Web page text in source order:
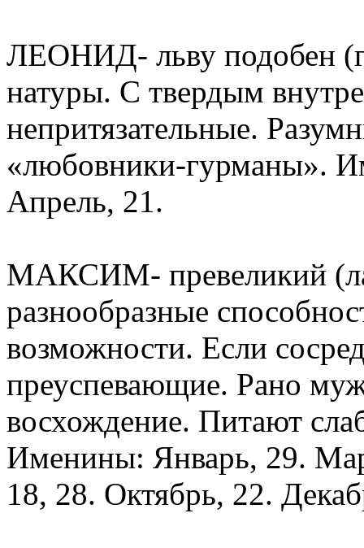
ЛЕОНИД- льву подобен
натуры. С твердым
непритязательные.
«любовники-гурманы».
Апрель, 21.
МАКСИМ- превеликий
разнообразные
возможности. Если
преуспевающие. Рано
восхождение. Питают
Именины: Январь, 29.
18, 28. Октябрь, 22.